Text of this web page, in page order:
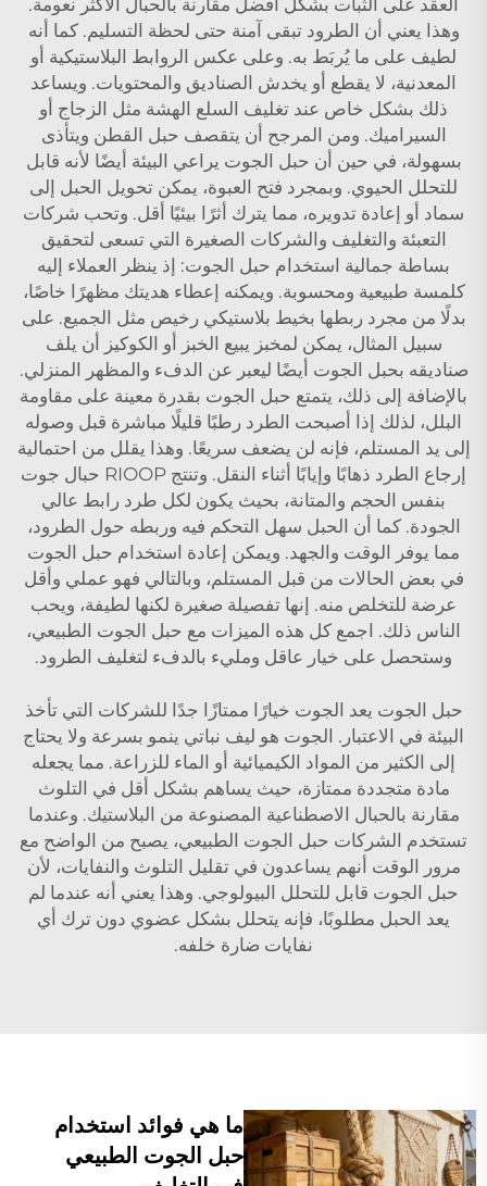
وهذا يعني أن الطرود تبقى آمنة حتى لحظة التسليم. كما أنه
لطيف على ما يُربَط به. وعلى عكس الروابط البلاستيكية أو
المعدنية، لا يقطع أو يخدش الصناديق والمحتويات. ويساعد
ذلك بشكل خاص عند تغليف السلع الهشة مثل الزجاج أو
السيراميك. ومن المرجح أن يتقصف حبل القطن ويتأذى
بسهولة، في حين أن حبل الجوت يراعي البيئة أيضًا لأنه قابل
للتحلل الحيوي. وبمجرد فتح العبوة، يمكن تحويل الحبل إلى
سماد أو إعادة تدويره، مما يترك أثرًا بيئيًا أقل. وتحب شركات
التعبئة والتغليف والشركات الصغيرة التي تسعى لتحقيق
بساطة جمالية استخدام حبل الجوت: إذ ينظر العملاء إليه
كلمسة طبيعية ومحسوبة. ويمكنه إعطاء هديتك مظهرًا خاصًا،
بدلًا من مجرد ربطها بخيط بلاستيكي رخيص مثل الجميع. على
سبيل المثال، يمكن لمخبز يبيع الخبز أو الكوكيز أن يلف
صناديقه بحبل الجوت أيضًا ليعبر عن الدفء والمظهر المنزلي.
بالإضافة إلى ذلك، يتمتع حبل الجوت بقدرة معينة على مقاومة
البلل، لذلك إذا أصبحت الطرد رطبًا قليلًا مباشرة قبل وصوله
إلى يد المستلم، فإنه لن يضعف سريعًا. وهذا يقلل من احتمالية
إرجاع الطرد ذهابًا وإيابًا أثناء النقل. وتنتج RIOOP حبال جوت
بنفس الحجم والمتانة، بحيث يكون لكل طرد رابط عالي
الجودة. كما أن الحبل سهل التحكم فيه وربطه حول الطرود،
مما يوفر الوقت والجهد. ويمكن إعادة استخدام حبل الجوت
في بعض الحالات من قبل المستلم، وبالتالي فهو عملي وأقل
عرضة للتخلص منه. إنها تفصيلة صغيرة لكنها لطيفة، ويحب
الناس ذلك. اجمع كل هذه الميزات مع حبل الجوت الطبيعي،
وستحصل على خيار عاقل ومليء بالدفء لتغليف الطرود.
حبل الجوت يعد الجوت خيارًا ممتازًا جدًا للشركات التي تأخذ
البيئة في الاعتبار. الجوت هو ليف نباتي ينمو بسرعة ولا يحتاج
إلى الكثير من المواد الكيميائية أو الماء للزراعة. مما يجعله
مادة متجددة ممتازة، حيث يساهم بشكل أقل في التلوث
مقارنة بالحبال الاصطناعية المصنوعة من البلاستيك. وعندما
تستخدم الشركات حبل الجوت الطبيعي، يصبح من الواضح مع
مرور الوقت أنهم يساعدون في تقليل التلوث والنفايات، لأن
حبل الجوت قابل للتحلل البيولوجي. وهذا يعني أنه عندما لم
يعد الحبل مطلوبًا، فإنه يتحلل بشكل عضوي دون ترك أي
نفايات ضارة خلفه.
ما هي فوائد استخدام
حبل الجوت الطبيعي